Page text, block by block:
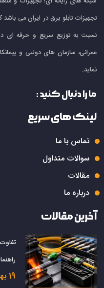
تجهیزات تابلو برق در ایران می
نسبت به توزیع سریع و حرفه ای
عمرانی، سازمان های دولتی و
نماید.
ما را دنبال کنید :
لینک های سریع
تماس با ما
سوالات متداول
مقالات
درباره ما
آخرین مقالات
19 بهمن